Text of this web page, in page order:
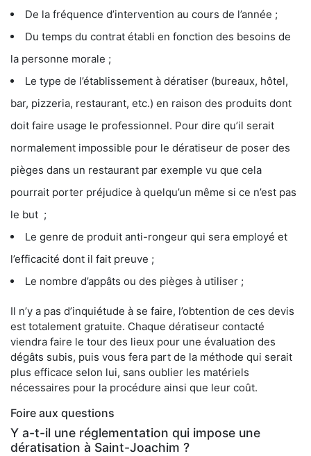
De la fréquence d’intervention au cours de l’année ;
Du temps du contrat établi en fonction des besoins de
la personne morale ;
Le type de l’établissement à dératiser (bureaux, hôtel,
bar, pizzeria, restaurant, etc.) en raison des produits dont
doit faire usage le professionnel. Pour dire qu’il serait
normalement impossible pour le dératiseur de poser des
pièges dans un restaurant par exemple vu que cela
pourrait porter préjudice à quelqu’un même si ce n’est pas
le but ;
Le genre de produit anti-rongeur qui sera employé et
l’efficacité dont il fait preuve ;
Le nombre d’appâts ou des pièges à utiliser ;
Il n’y a pas d’inquiétude à se faire, l’obtention de ces devis
est totalement gratuite. Chaque dératiseur contacté
viendra faire le tour des lieux pour une évaluation des
dégâts subis, puis vous fera part de la méthode qui serait
plus efficace selon lui, sans oublier les matériels
nécessaires pour la procédure ainsi que leur coût.
Foire aux questions
Y a-t-il une réglementation qui impose une
dératisation à Saint-Joachim ?